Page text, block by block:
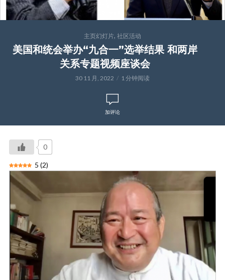
主页幻灯片, 社区活动
美国和统会举办“九合一”选举结果 和两岸
关系专题视频座谈会
30 11 月, 2022 1 分钟阅读
加评论
0
5 (2)